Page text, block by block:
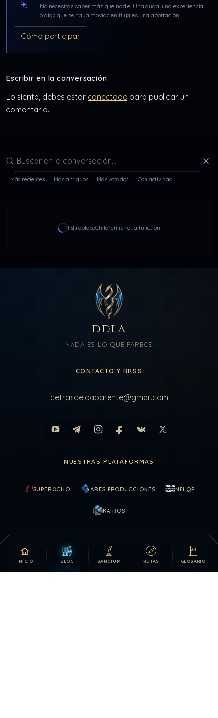
INICIO BLOG SANCTUM RUTAS GLOSARIO
No necesitas saber más que nadie. Una duda, una experiencia
o algo que se haya movido en ti ya es una aportación.
Cómo participar
Escribir en la conversación
Lo siento, debes estar conectado para publicar un
comentario.
Buscar en la conversación
Más recientes Más antiguos Más votados Con actividad
list.replaceChildren is not a function
DDLA
NADA ES LO QUE PARECE
CONTACTO Y RRSS
detrasdeloaparente@gmail.com
NUESTRAS PLATAFORMAS
SUPEROCHO ARES PRODUCCIONES NELQP
KAIROS
Tu apoyo hace posible que DDLA siga creciendo.